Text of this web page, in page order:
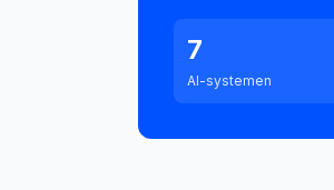
7
AI-systemen